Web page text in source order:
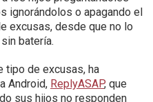
ignorándolos o apagando el
excusas, desde que no lo
batería.
tipo de excusas, ha
Android, ReplyASAP, que
sus hijos no responden